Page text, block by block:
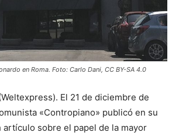
en Roma. Foto: Carlo Dani, CC BY-SA 4.0
El 21 de diciembre de
«Contropiano» publicó en su
artículo sobre el papel de la mayor